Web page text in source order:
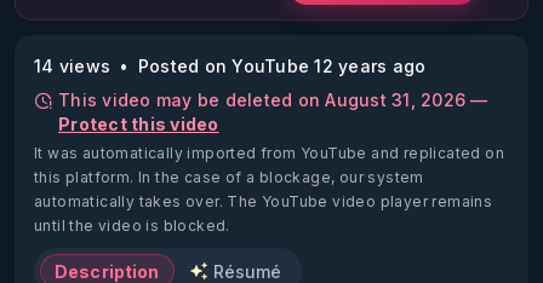
14 views
Posted on YouTube 12 years ago
This video may be deleted on August 31, 2026 —
Protect this video
It was automatically imported from YouTube and replicated on
this platform. In the case of a blockage, our system
automatically takes over. The YouTube video player remains
until the video is blocked.
Description Résumé